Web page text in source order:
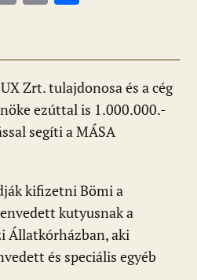
l m
e
g
Zrt. tulajdonosa és a cég
ezúttal is 1.000.000.-
segíti a MÁSA
kifizetni Bömi a
kutyusnak a
Állatkórházban, aki
és speciális egyéb